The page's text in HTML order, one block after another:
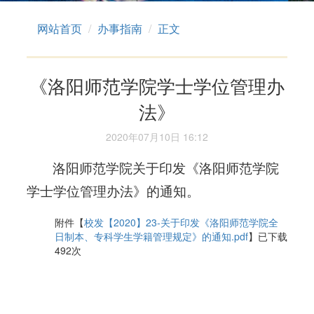
网站首页 办事指南 正文
《洛阳师范学院学士学位管理办
法》
2020年07月10日 16:12
洛阳师范学院关于印发《洛阳师范学院
学士学位管理办法》的通知。
附件【校发【2020】23-关于印发《洛阳师范学院全
日制本、专科学生学籍管理规定》的通知.pdf】已下载
492次